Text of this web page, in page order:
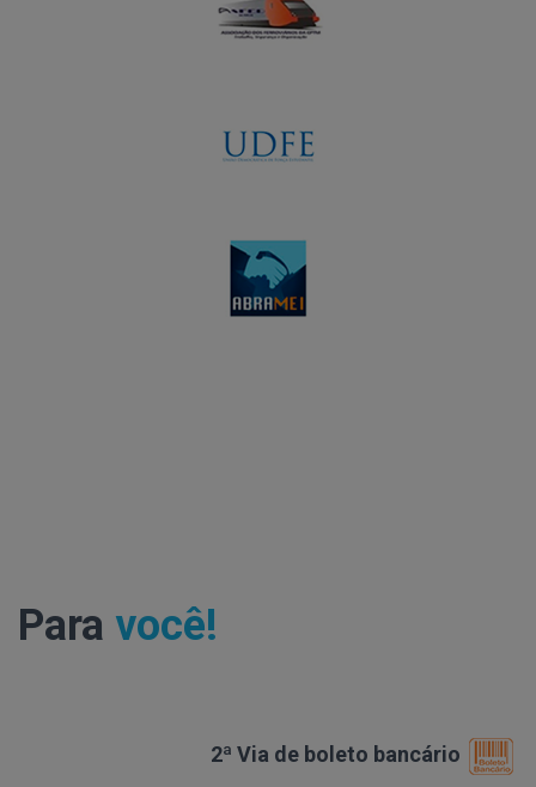
Para você!
2ª Via de boleto bancário